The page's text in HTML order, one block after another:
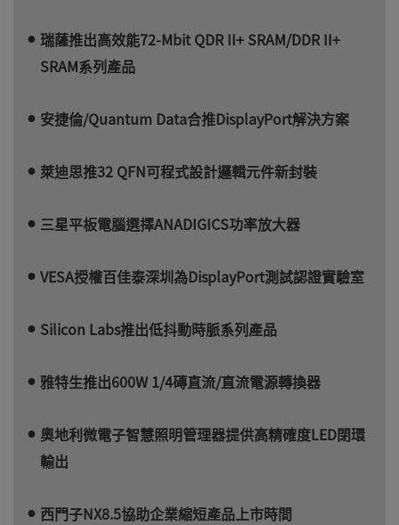
瑞薩推出高效能72-Mbit QDR II+ SRAM/DDR II+
SRAM系列產品
安捷倫/Quantum Data合推DisplayPort解決方案
萊迪思推32 QFN可程式設計邏輯元件新封裝
三星平板電腦選擇ANADIGICS功率放大器
VESA授權百佳泰深圳為DisplayPort測試認證實驗室
Silicon Labs推出低抖動時脈系列產品
雅特生推出600W 1/4磚直流/直流電源轉換器
奧地利微電子智慧照明管理器提供高精確度LED閉環
輸出
西門子NX8.5協助企業縮短產品上市時間